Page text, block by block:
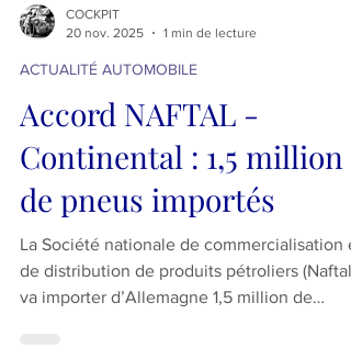
COCKPIT
Accord NAFTAL -
Continental : 1,5 million
de pneus importés
La Société nationale de commercialisation